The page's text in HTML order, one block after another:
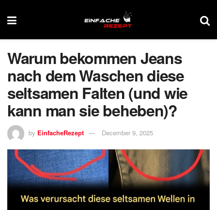
Warum bekommen Jeans
nach dem Waschen diese
seltsamen Falten (und wie
kann man sie beheben)?
by EinfacheRezept December 9, 2025